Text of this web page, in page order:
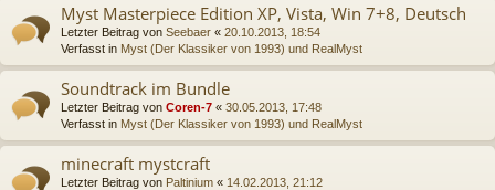
Myst Masterpiece Edition XP, Vista, Win 7+8, Deutsch
Letzter Beitrag von Seebaer « 20.10.2013, 18:54
Verfasst in Myst (Der Klassiker von 1993) und RealMyst
Soundtrack im Bundle
Letzter Beitrag von Coren-7 « 30.05.2013, 17:48
Verfasst in Myst (Der Klassiker von 1993) und RealMyst
minecraft mystcraft
Letzter Beitrag von Paltinium « 14.02.2013, 21:12